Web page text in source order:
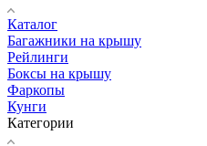
Каталог
Багажники на крышу
Рейлинги
Боксы на крышу
Фаркопы
Кунги
Категории